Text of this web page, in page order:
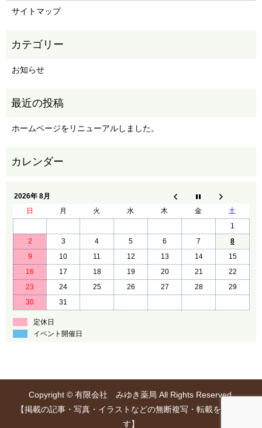
サイトマップ
お知らせ
ホームページをリニューアルしました。
2026年 8月
日
月 火 水 木 金
土
1
2
3 4 5 6 7
8
9
10 11 12 13 14
15
16
17 18 19 20 21
22
23
24 25 26 27 28
29
30
31
定休日
イベント開催日
Copyright © 有限会社 みゆき薬局 All Rights Reserved.
【掲載の記事・写真・イラストなどの無断複写・転載を禁じま
す】